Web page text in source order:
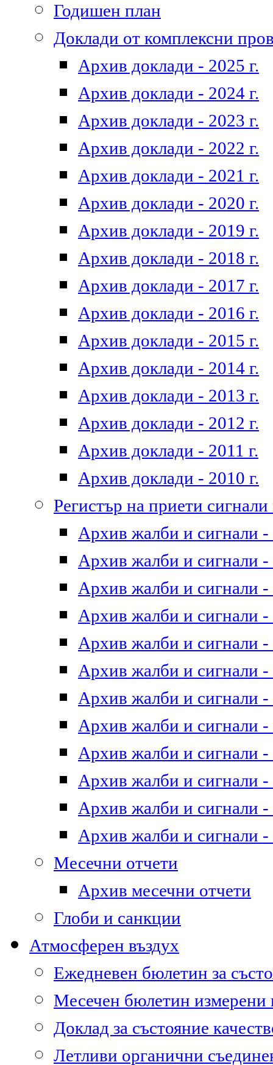
Годишен план
Доклади от комплексни
Архив доклади - 2025 г.
Архив доклади - 2024 г.
Архив доклади - 2023 г.
Архив доклади - 2022 г.
Архив доклади - 2021 г.
Архив доклади - 2020 г.
Архив доклади - 2019 г.
Архив доклади - 2018 г.
Архив доклади - 2017 г.
Архив доклади - 2016 г.
Архив доклади - 2015 г.
Архив доклади - 2014 г.
Архив доклади - 2013 г.
Архив доклади - 2012 г.
Архив доклади - 2011 г.
Архив доклади - 2010 г.
Регистър на приети
Архив жалби и сигнали -
Архив жалби и сигнали -
Архив жалби и сигнали -
Архив жалби и сигнали -
Архив жалби и сигнали -
Архив жалби и сигнали -
Архив жалби и сигнали -
Архив жалби и сигнали -
Архив жалби и сигнали -
Архив жалби и сигнали -
Архив жалби и сигнали -
Архив жалби и сигнали -
Месечни отчети
Архив месечни отчети
Глоби и санкции
Атмосферен въздух
Ежедневен бюлетин за
Месечен бюлетин
Доклад за състояние
Летливи органични